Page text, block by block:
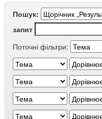
Пошук:
запит
Поточні фільтри: